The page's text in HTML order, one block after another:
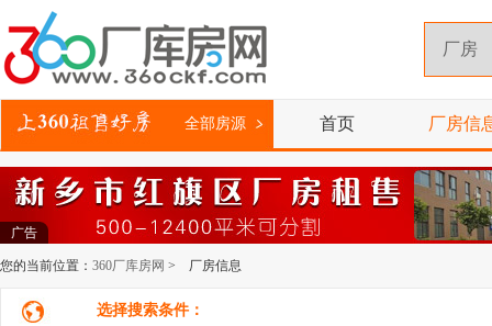
全部房源 首页 厂房信
广告
您的当前位置： 360厂库房网 > 厂房信息
选择搜索条件：